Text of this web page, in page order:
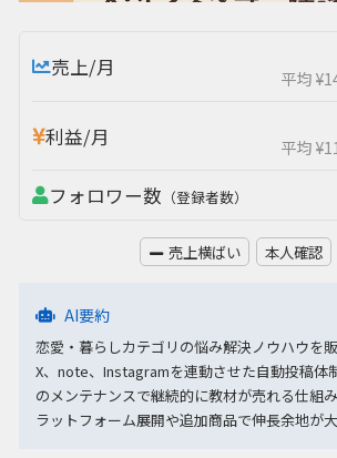
売上/月 平均
利益/月 平均
フォロワー数 （登録者数）
売上横ばい 本人確認
AI要約
恋愛・暮らしカテゴリの悩み解決ノウハウを販
X、note、Instagramを連動させた自動投稿体
のメンテナンスで継続的に教材が売れる仕組
ラットフォーム展開や追加商品で伸長余地が大